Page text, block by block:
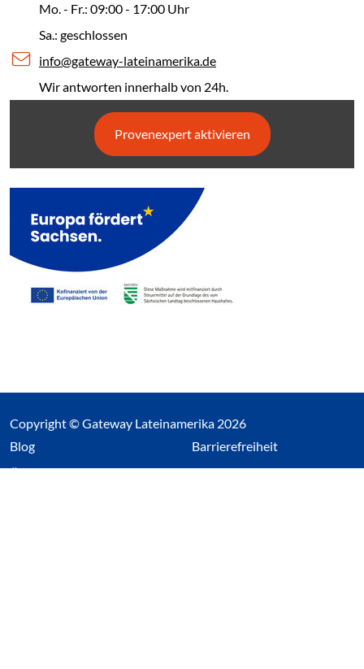
Mo. - Fr.: 09:00 - 17:00 Uhr
Sa.: geschlossen
info@gateway-lateinamerika.de
Wir antworten innerhalb von 24h.
Provenexpert aktivieren
Copyright © Gateway Lateinamerika 2026
Blog(Link öffnet einen neuen Tab)
Über uns
Barrierefreiheit
Impressum